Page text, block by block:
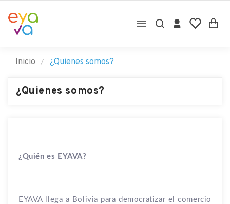

Inicio ¿Quienes somos?
¿Quienes somos?
¿Quién es EYAVA?
EYAVA llega a Bolivia para democratizar el comercio